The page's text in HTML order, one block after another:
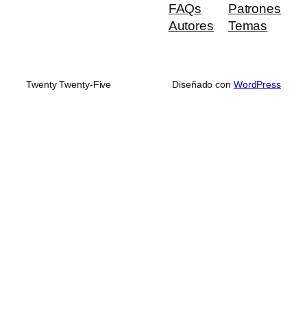
FAQs
Autores
Patrones
Temas
Twenty Twenty-Five Diseñado con WordPress